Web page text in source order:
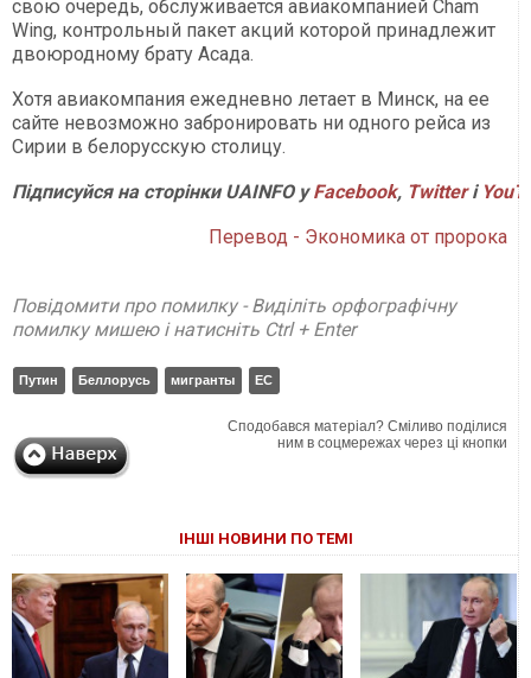
свою очередь, обслуживается авиакомпанией Cham
Wing, контрольный пакет акций которой принадлежит
двоюродному брату Асада.
Хотя авиакомпания ежедневно летает в Минск, на ее
сайте невозможно забронировать ни одного рейса из
Сирии в белорусскую столицу.
Підписуйся на сторінки UAINFO уFacebook, Twitterі
Перевод - Экономика от пророка
Повідомити про помилку - Виділіть орфографічну
помилку мишею і натисніть Ctrl + Enter
Путин Беллорусь мигранты ЕС
Сподобався матеріал? Сміливо поділися
ним в соцмережах через ці кнопки
ІНШІ НОВИНИ ПО ТЕМІ